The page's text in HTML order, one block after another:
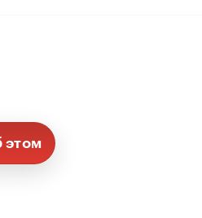
этом